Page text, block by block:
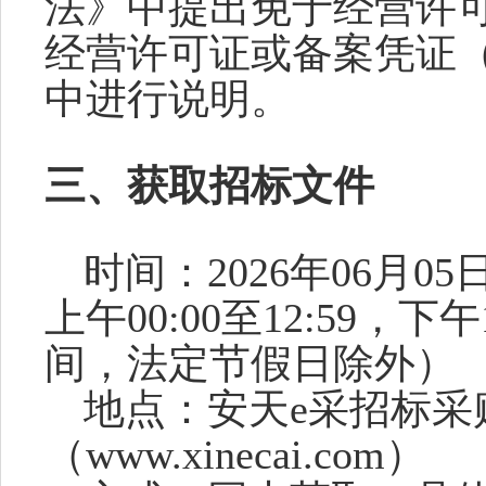
经营许可证或备案凭证
中进行说明 。
三、获取招标文件
时间： 2026年06月 05
上午00:00至12:59，下
间， 法定节假日 除外）
地点： 安天e采招标
（www.xinecai.com）